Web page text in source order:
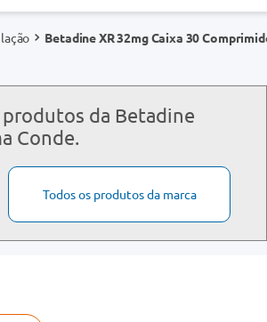
Betadine XR 32mg Caixa 30
da Betadine
Conde.
Todos os produtos da marca
6º
absorvente